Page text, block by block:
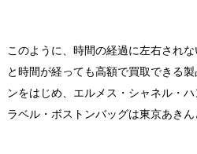
このように、時間の経過に左右され
と時間が経っても高額で買取できる
ンをはじめ、エルメス・シャネル・
ラベル・ボストンバッグは東京あきん